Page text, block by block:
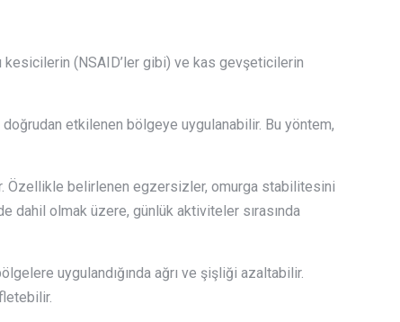
kesicilerin (NSAID’ler gibi) ve kas gevşeticilerin
etkilenen bölgeye uygulanabilir. Bu yöntem,
Özellikle belirlenen egzersizler, omurga stabilitesini
dahil olmak üzere, günlük aktiviteler sırasında
uygulandığında ağrı ve şişliği azaltabilir.